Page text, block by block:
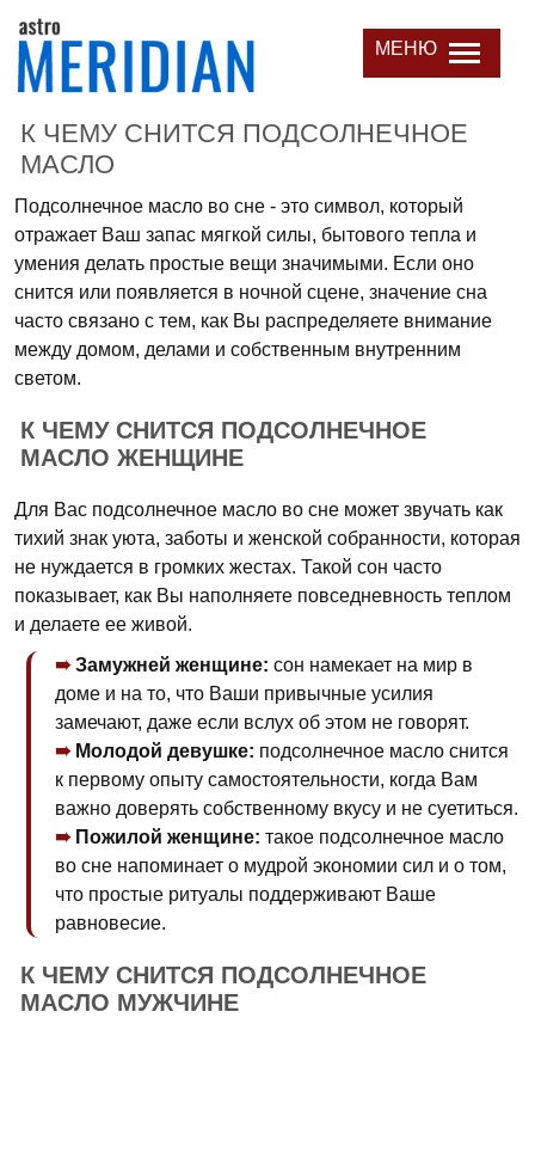
МЕНЮ
К ЧЕМУ СНИТСЯ ПОДСОЛНЕЧНОЕ
МАСЛО
Подсолнечное масло во сне - это символ, который
отражает Ваш запас мягкой силы, бытового тепла и
умения делать простые вещи значимыми. Если оно
снится или появляется в ночной сцене, значение сна
часто связано с тем, как Вы распределяете внимание
между домом, делами и собственным внутренним
светом.
К ЧЕМУ СНИТСЯ ПОДСОЛНЕЧНОЕ
МАСЛО ЖЕНЩИНЕ
Для Вас подсолнечное масло во сне может звучать как
тихий знак уюта, заботы и женской собранности, которая
не нуждается в громких жестах. Такой сон часто
показывает, как Вы наполняете повседневность теплом
и делаете ее живой.
Замужней женщине: сон намекает на мир в
доме и на то, что Ваши привычные усилия
замечают, даже если вслух об этом не говорят.
Молодой девушке: подсолнечное масло снится
к первому опыту самостоятельности, когда Вам
важно доверять собственному вкусу и не суетиться.
Пожилой женщине: такое подсолнечное масло
во сне напоминает о мудрой экономии сил и о том,
что простые ритуалы поддерживают Ваше
равновесие.
К ЧЕМУ СНИТСЯ ПОДСОЛНЕЧНОЕ
МАСЛО МУЖЧИНЕ